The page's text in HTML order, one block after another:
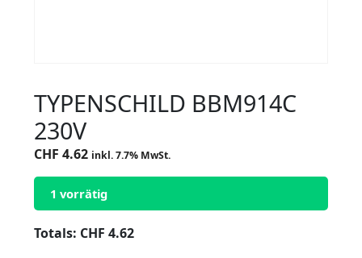
TYPENSCHILD BBM914C
230V
CHF 4.62 inkl. 7.7% MwSt.
1 vorrätig
Totals: CHF 4.62